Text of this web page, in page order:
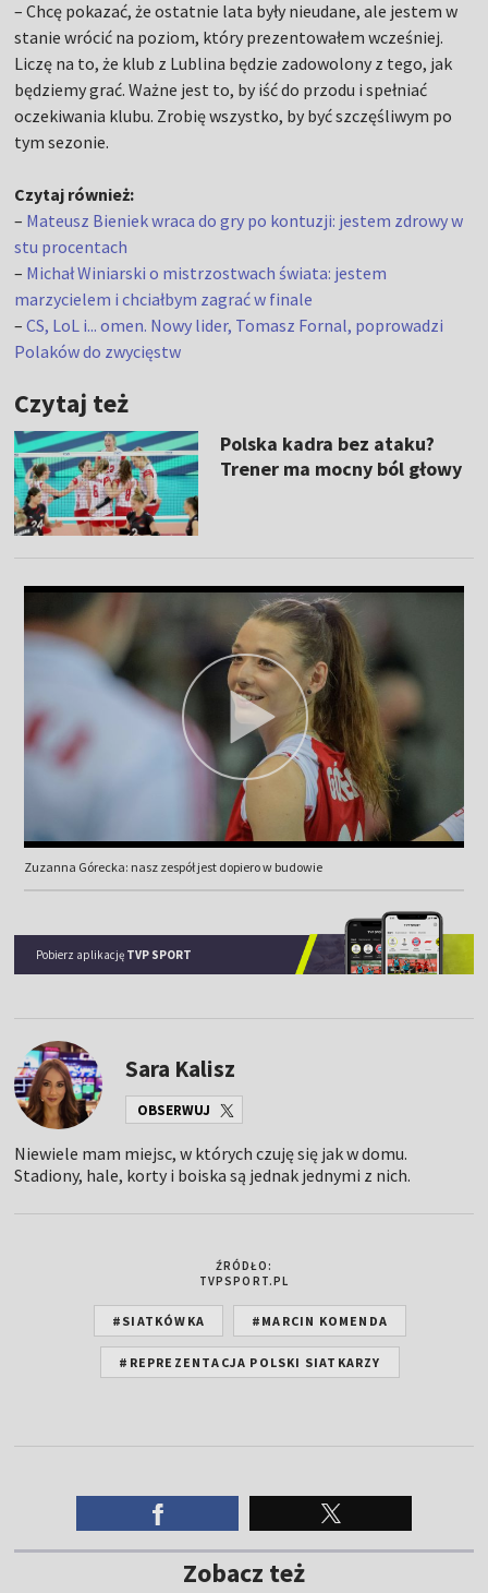
– Chcę pokazać, że ostatnie lata były nieudane, ale jestem w
stanie wrócić na poziom, który prezentowałem wcześniej.
Liczę na to, że klub z Lublina będzie zadowolony z tego, jak
będziemy grać. Ważne jest to, by iść do przodu i spełniać
oczekiwania klubu. Zrobię wszystko, by być szczęśliwym po
tym sezonie.
Czytaj również:
– Mateusz Bieniek wraca do gry po kontuzji: jestem zdrowy w
stu procentach
– Michał Winiarski o mistrzostwach świata: jestem
marzycielem i chciałbym zagrać w finale
–CS, LoL i... omen. Nowy lider, Tomasz Fornal, poprowadzi
Polaków do zwycięstw
Czytaj też
Polska kadra bez ataku?
Trener ma mocny ból głowy
Zuzanna Górecka: nasz zespół jest dopiero w budowie
Pobierz aplikację TVP SPORT
Sara Kalisz
OBSERWUJ
Niewiele mam miejsc, w których czuję się jak w domu.
Stadiony, hale, korty i boiska są jednak jednymi z nich.
ŹRÓDŁO:
TVPSPORT.PL
#SIATKÓWKA #MARCIN KOMENDA
#REPREZENTACJA POLSKI SIATKARZY
Zobacz też